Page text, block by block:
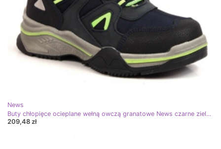
News
Buty chłopięce ocieplane wełną owczą granatowe News czarne zielone
209,48 zł